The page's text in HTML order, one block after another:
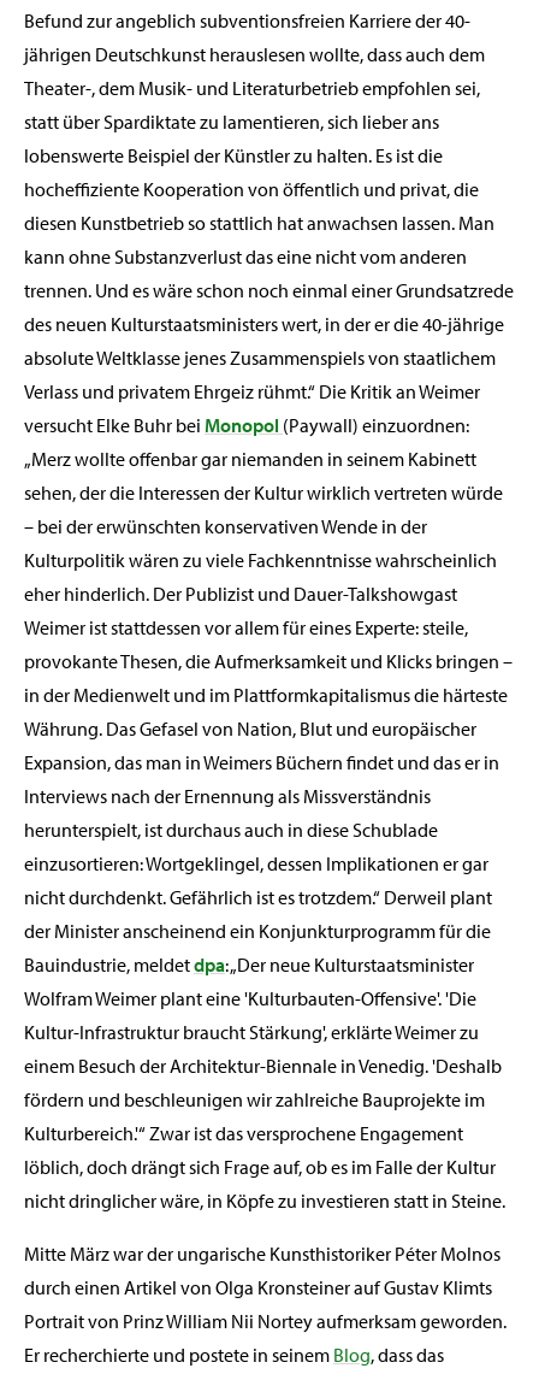
Befund zur angeblich subventionsfreien Karriere der 40-
jährigen Deutschkunst herauslesen wollte, dass auch dem
Theater-, dem Musik- und Literaturbetrieb empfohlen sei,
statt über Spardiktate zu lamentieren, sich lieber ans
lobenswerte Beispiel der Künstler zu halten. Es ist die
hocheffiziente Kooperation von öffentlich und privat, die
diesen Kunstbetrieb so stattlich hat anwachsen lassen. Man
kann ohne Substanzverlust das eine nicht vom anderen
trennen. Und es wäre schon noch einmal einer Grundsatzrede
des neuen Kulturstaatsministers wert, in der er die 40-jährige
absolute Weltklasse jenes Zusammenspiels von staatlichem
Verlass und privatem Ehrgeiz rühmt.“ Die Kritik an Weimer
versucht Elke Buhr bei Monopol (Paywall) einzuordnen:
„Merz wollte offenbar gar niemanden in seinem Kabinett
sehen, der die Interessen der Kultur wirklich vertreten würde
– bei der erwünschten konservativen Wende in der
Kulturpolitik wären zu viele Fachkenntnisse wahrscheinlich
eher hinderlich. Der Publizist und Dauer-Talkshowgast
Weimer ist stattdessen vor allem für eines Experte: steile,
provokante Thesen, die Aufmerksamkeit und Klicks bringen –
in der Medienwelt und im Plattformkapitalismus die härteste
Währung. Das Gefasel von Nation, Blut und europäischer
Expansion, das man in Weimers Büchern findet und das er in
Interviews nach der Ernennung als Missverständnis
herunterspielt, ist durchaus auch in diese Schublade
einzusortieren: Wortgeklingel, dessen Implikationen er gar
nicht durchdenkt. Gefährlich ist es trotzdem.“ Derweil plant
der Minister anscheinend ein Konjunkturprogramm für die
Bauindustrie, meldetdpa: „Der neue Kulturstaatsminister
Wolfram Weimer plant eine 'Kulturbauten-Offensive'. 'Die
Kultur-Infrastruktur braucht Stärkung', erklärte Weimer zu
einem Besuch der Architektur-Biennale in Venedig. 'Deshalb
fördern und beschleunigen wir zahlreiche Bauprojekte im
Kulturbereich.'“ Zwar ist das versprochene Engagement
löblich, doch drängt sich Frage auf, ob es im Falle der Kultur
nicht dringlicher wäre, in Köpfe zu investieren statt in Steine.
Mitte März war der ungarische Kunsthistoriker Péter Molnos
durch einen Artikel von Olga Kronsteiner auf Gustav Klimts
Portrait von Prinz William Nii Nortey aufmerksam geworden.
Er recherchierte und postete in seinem Blog, dass das